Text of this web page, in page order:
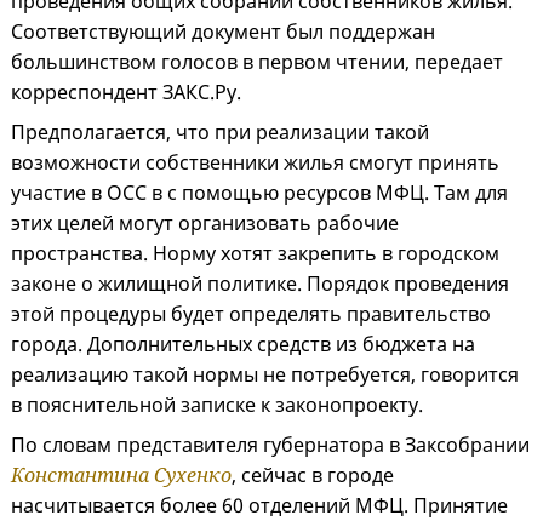
Соответствующий документ был поддержан
большинством голосов в первом чтении, передает
корреспондент ЗАКС.Ру.
Предполагается, что при реализации такой
возможности собственники жилья смогут принять
участие в ОСС в с помощью ресурсов МФЦ. Там для
этих целей могут организовать рабочие
пространства. Норму хотят закрепить в городском
законе о жилищной политике. Порядок проведения
этой процедуры будет определять правительство
города. Дополнительных средств из бюджета на
реализацию такой нормы не потребуется, говорится
в пояснительной записке к законопроекту.
По словам представителя губернатора в Заксобрании
Константина Сухенко, сейчас в городе
насчитывается более 60 отделений МФЦ. Принятие